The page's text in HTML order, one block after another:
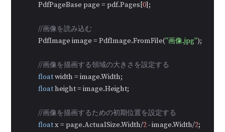
            PdfPageBase page = pdf.Pages[
0];
//画像を読み込む
            PdfImage image = PdfImage.FromFile(
"画像.jpg");
//画像を描画する領域の大きさを設定する
float width = image.Width;
float height = image.Height;
//画像を描画するための初期位置を設定する
float x = page.ActualSize.Width/2 - image.Width/2;